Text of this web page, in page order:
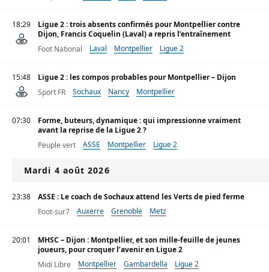
18:29
Ligue 2 : trois absents confirmés pour Montpellier contre
Dijon, Francis Coquelin (Laval) a repris l’entraînement
Foot National
Laval Montpellier Ligue 2
15:48
Ligue 2 : les compos probables pour Montpellier – Dijon
Sport FR
Sochaux Nancy Montpellier
07:30
Forme, buteurs, dynamique : qui impressionne vraiment
avant la reprise de la Ligue 2 ?
Peuple vert
ASSE Montpellier Ligue 2
Mardi 4 août 2026
23:38
ASSE : Le coach de Sochaux attend les Verts de pied ferme
Foot-sur7
Auxerre Grenoble Metz
20:01
MHSC – Dijon : Montpellier, et son mille-feuille de jeunes
joueurs, pour croquer l’avenir en Ligue 2
Midi Libre
Montpellier Gambardella Ligue 2